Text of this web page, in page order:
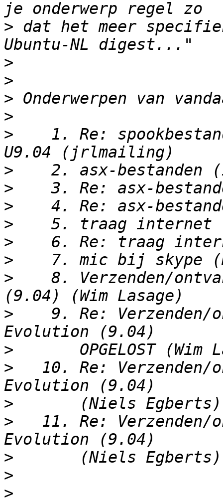
> dat het meer
>
>
>
>
>
1. Re:
>
>
>
>
>
>
>
8. Verzenden/
>
9. Re: Verzenden/
>
>
10. Re: Verzenden/
>
>
11. Re: Verzenden/
>
>
>